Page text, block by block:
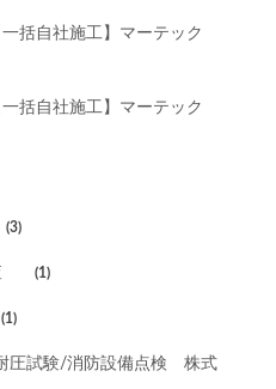
括自社施工】マーテック
括自社施工】マーテック
(3)
(1)
(1)
圧試験/消防設備点検 株式